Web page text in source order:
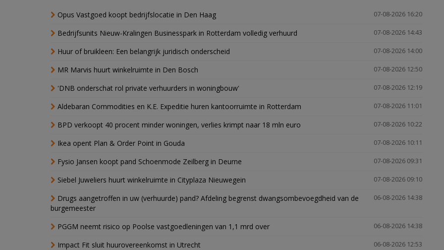
07-08-2026 16:20
Opus Vastgoed koopt bedrijfslocatie in Den Haag
07-08-2026 14:43
Bedrijfsunits Nieuw-Kralingen Businesspark in Rotterdam volledig verhuurd
07-08-2026 14:00
Huur of bruikleen: Een belangrijk juridisch onderscheid
07-08-2026 12:50
MR Marvis huurt winkelruimte in Den Bosch
07-08-2026 12:19
'DNB onderschat rol private verhuurders in woningbouw'
07-08-2026 11:01
Aldebaran Commodities en K.E. Expeditie huren kantoorruimte in Rotterdam
07-08-2026 10:22
BPD verkoopt 40 procent minder woningen, verlies krimpt naar 18 mln euro
07-08-2026 10:11
Ikea opent Plan & Order Point in Gouda
07-08-2026 09:31
Fysio Jansen koopt pand Schoenmode Zeilberg in Deurne
07-08-2026 09:10
Siebel Juweliers huurt winkelruimte in Cityplaza Nieuwegein
06-08-2026 14:38
Drugs aangetroffen in uw (verhuurde) pand? Afdeling begrenst dwangsombevoegdheid van de
burgemeester
06-08-2026 14:38
PGGM neemt risico op Poolse vastgoedleningen van 1,1 mrd over
06-08-2026 12:53
Impact Fit sluit huurovereenkomst in Utrecht